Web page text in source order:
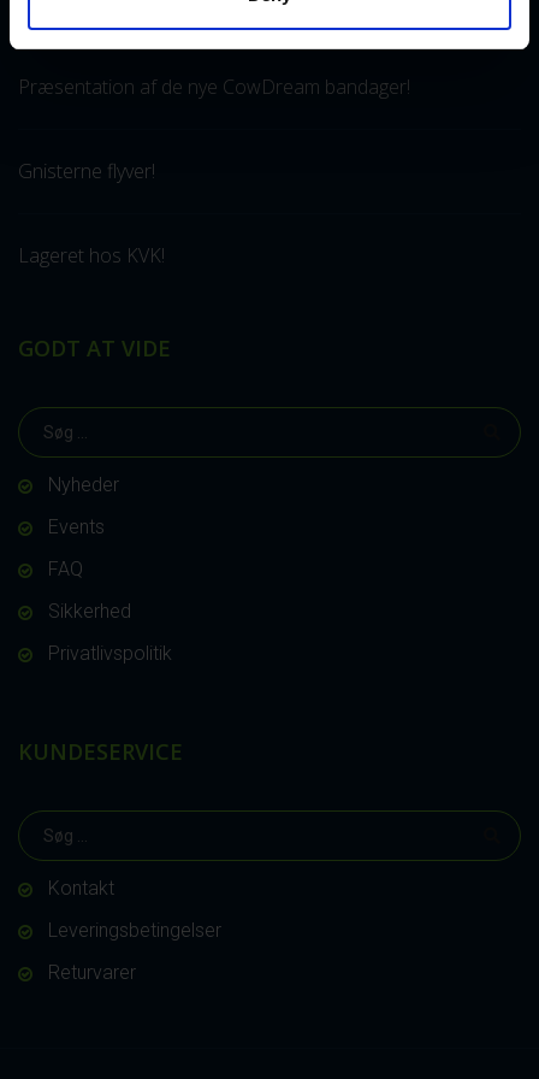
SENESTE NYHEDER
Præsentation af de nye CowDream bandager!
Gnisterne flyver!
Lageret hos KVK!
GODT AT VIDE
Nyheder
Events
FAQ
Sikkerhed
Privatlivspolitik
KUNDESERVICE
Kontakt
Leveringsbetingelser
Returvarer